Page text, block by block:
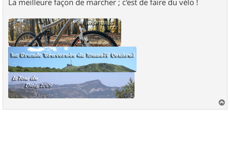
La meilleure façon de marcher ; c'est de faire du vélo !
a